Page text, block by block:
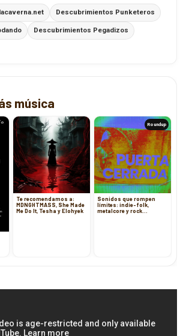
Descubrimientos Punketeros
Descubrimientos Pegadizos
música
Te recomendamos a:
MDNGHTMASS, She Made
Me Do It, Tesha y Elohyek
Roundup
Sonidos que rompen
límites: indie-folk,
metalcore y rock